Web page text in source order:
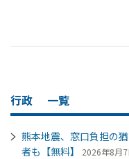
行政 一覧
熊本地震、窓口負担
者も【無料】
2026年8月